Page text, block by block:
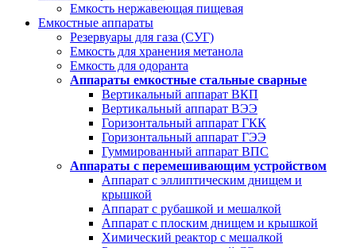
Емкость нержавеющая пищевая
Емкостные аппараты
Резервуары для газа (СУГ)
Емкость для хранения метанола
Емкость для одоранта
Аппараты емкостные стальные сварные
Вертикальный аппарат ВКП
Вертикальный аппарат ВЭЭ
Горизонтальный аппарат ГКК
Горизонтальный аппарат ГЭЭ
Гуммированный аппарат ВПС
Аппараты с перемешивающим устройством
Аппарат с эллиптическим днищем и
крышкой
Аппарат с рубашкой и мешалкой
Аппарат с плоским днищем и крышкой
Химический реактор с мешалкой